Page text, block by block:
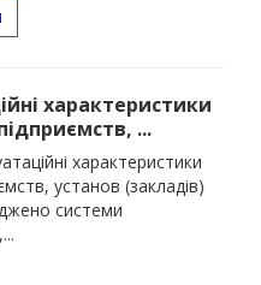
характеристики
...
характеристики
установ (закладів)
системи